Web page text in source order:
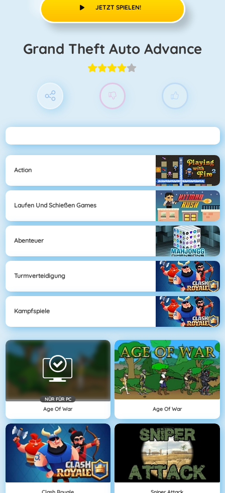
JETZT SPIELEN!
Grand Theft Auto Advance
Action
Laufen Und Schießen Games
Abenteuer
Turmverteidigung
Kampfspiele
NÜR FÜR PC
Age Of War Age Of War